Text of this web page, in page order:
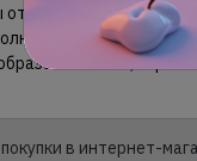
Carrera
и элегантного
человека,
в интернет-